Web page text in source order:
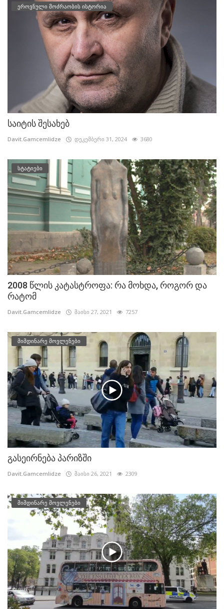
ეროვნული მოძრაობის ისტორია
საიტის შესახებ
Davit.Gamcemlidze დეკემბერი 31, 2024 3680
სტატიები
2008 წლის კატასტროფა: რა მოხდა, როგორ და
რატომ
Davit.Gamcemlidze მაისი 27, 2021 7257
მიმდინარე მოვლენები
გასეირნება პარიზში
Davit.Gamcemlidze მაისი 26, 2021 2309
მიმდინარე მოვლენები